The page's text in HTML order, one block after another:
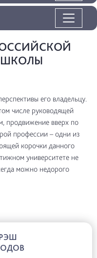
его владельцу.
числе руководящей
продвижение вверх по
профессии – одни из
корочки данного
университете не
можно недорого